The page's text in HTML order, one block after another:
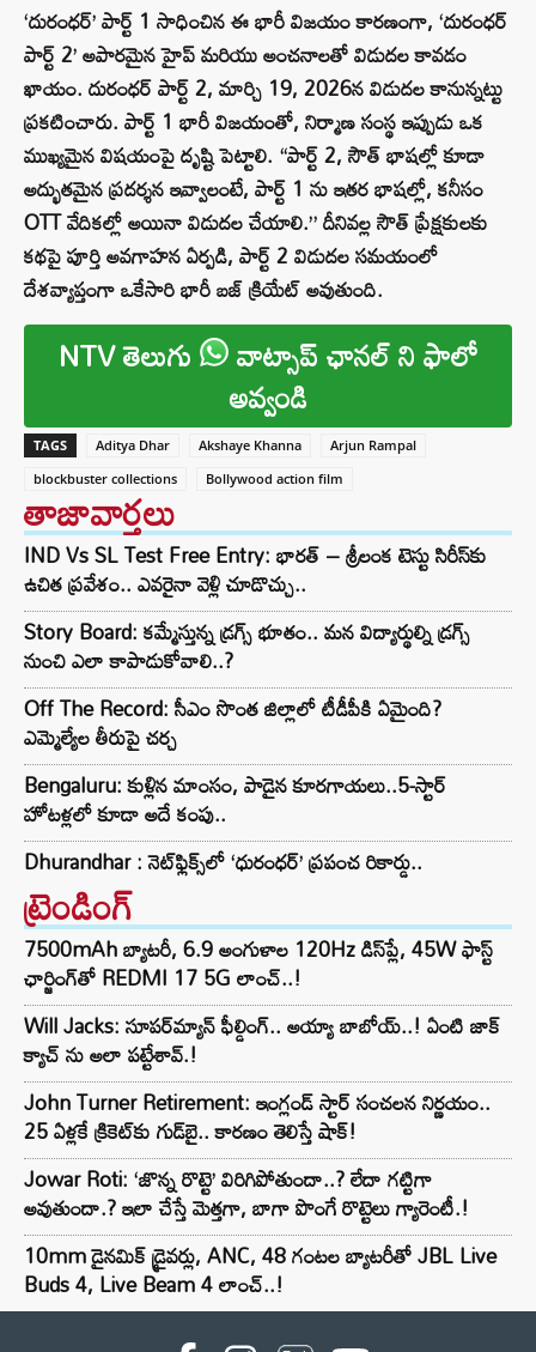
‘దురంధర్’ పార్ట్ 1 సాధించిన ఈ భారీ విజయం కారణంగా, ‘దురంధర్
పార్ట్ 2’ అపారమైన హైప్ మరియు అంచనాలతో విడుదల కావడం
ఖాయం. దురంధర్ పార్ట్ 2, మార్చి 19, 2026న విడుదల కానున్నట్టు
ప్రకటించారు. పార్ట్ 1 భారీ విజయంతో, నిర్మాణ సంస్థ ఇప్పుడు ఒక
ముఖ్యమైన విషయంపై దృష్టి పెట్టాలి. “పార్ట్ 2, సౌత్ భాషల్లో కూడా
అద్భుతమైన ప్రదర్శన ఇవ్వాలంటే, పార్ట్ 1 ను ఇతర భాషల్లో, కనీసం
OTT వేదికల్లో అయినా విడుదల చేయాలి.” దీనివల్ల సౌత్ ప్రేక్షకులకు
కథపై పూర్తి అవగాహన ఏర్పడి, పార్ట్ 2 విడుదల సమయంలో
దేశవ్యాప్తంగా ఒకేసారి భారీ బజ్ క్రియేట్ అవుతుంది.
NTV తెలుగు వాట్సాప్ ఛానల్ ని ఫాలో
అవ్వండి
TAGS Aditya Dhar Akshaye Khanna
Arjun Rampal
blockbuster collections
Bollywood action film
తాజావార్తలు
IND Vs SL Test Free Entry: భారత్ – శ్రీలంక టెస్టు సిరీస్‌కు
ఉచిత ప్రవేశం.. ఎవరైనా వెళ్లి చూడొచ్చు..
Story Board: కమ్మేస్తున్న డ్రగ్స్ భూతం.. మన విద్యార్థుల్ని డ్రగ్స్
నుంచి ఎలా కాపాడుకోవాలి..?
Off The Record: సీఎం సొంత జిల్లాలో టీడీపీకి ఏమైంది?
ఎమ్మెల్యేల తీరుపై చర్చ
Bengaluru: కుళ్లిన మాంసం, పాడైన కూరగాయలు..5-స్టార్
హోటళ్లలో కూడా అదే కంపు..
Dhurandhar : నెట్‌ఫ్లిక్స్‌లో ‘ధురంధర్’ ప్రపంచ రికార్డు..
ట్రెండింగ్‌
7500mAh బ్యాటరీ, 6.9 అంగుళాల 120Hz డిస్‌ప్లే, 45W ఫాస్ట్
ఛార్జింగ్‌తో REDMI 17 5G లాంచ్..!
Will Jacks: సూపర్‌మ్యాన్ ఫీల్డింగ్.. అయ్యా బాబోయ్..! ఏంటి జాక్
క్యాచ్ ను అలా పట్టేశావ్.!
John Turner Retirement: ఇంగ్లండ్ స్టార్ సంచలన నిర్ణయం..
25 ఏళ్లకే క్రికెట్‌కు గుడ్‌బై.. కారణం తెలిస్తే షాక్!
Jowar Roti: ‘జొన్న రొట్టె’ విరిగిపోతుందా..? లేదా గట్టిగా
అవుతుందా.? ఇలా చేస్తే మెత్తగా, బాగా పొంగే రొట్టెలు గ్యారెంటీ.!
10mm డైనమిక్ డ్రైవర్లు, ANC, 48 గంటల బ్యాటరీతో JBL Live
Buds 4, Live Beam 4 లాంచ్..!